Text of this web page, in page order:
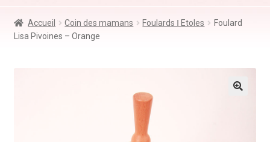
Jeux & Jouets
Accueil Coin des mamans Foulards Ⅰ Etoles
Foulard
Lisa Pivoines – Orange